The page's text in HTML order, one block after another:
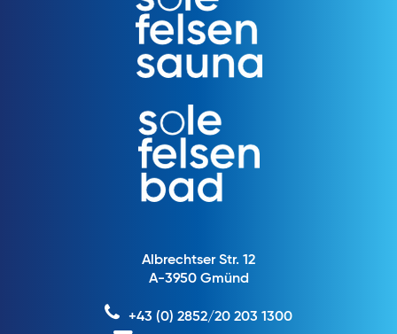
Albrechtser Str. 12
A-3950 Gmünd
+43 (0) 2852/20 203 1300